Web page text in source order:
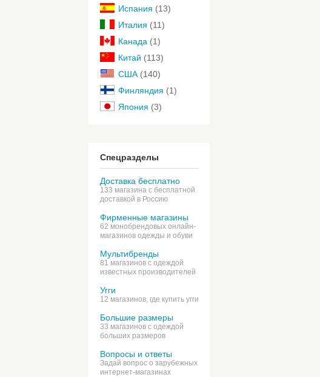
Испания (13)
Италия (11)
Канада (1)
Китай (113)
США (140)
Финляндия (1)
Япония (3)
Спецразделы
Доставка бесплатно
133 магазина с бесплатной
доставкой в Россию
Фирменные магазины
62 монобрендовых онлайн-
магазинов одежды и обуви
Мультибренды
81 магазинов с одеждой
известных производителей
Угги
12 магазинов, где купить угги
Большие размеры
33 магазинов с одеждой
больших размеров
Вопросы и ответы
Задай вопрос о зарубежных
интернет-магазинах